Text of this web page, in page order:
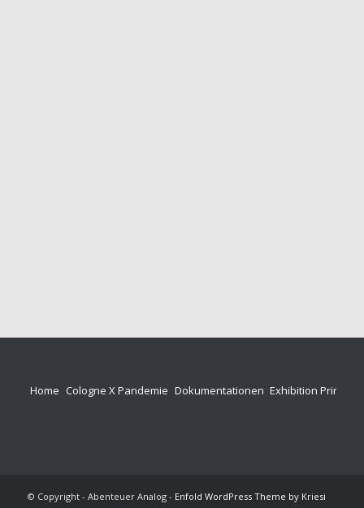
Home Cologne X Pandemie Dokumentationen Exhibition Prints
© Copyright - Abenteuer Analog - Enfold WordPress Theme by Kriesi